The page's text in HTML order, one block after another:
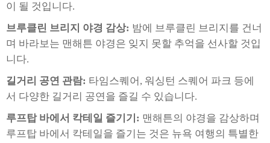
이 될 것입니다.
브루클린 브리지 야경 감상: 밤에 브루클린 브리지를 건너
며 바라보는 맨해튼 야경은 잊지 못할 추억을 선사할 것입
니다.
길거리 공연 관람: 타임스퀘어, 워싱턴 스퀘어 파크 등에
서 다양한 길거리 공연을 즐길 수 있습니다.
루프탑 바에서 칵테일 즐기기: 맨해튼의 야경을 감상하며
루프탑 바에서 칵테일을 즐기는 것은 뉴욕 여행의 특별한